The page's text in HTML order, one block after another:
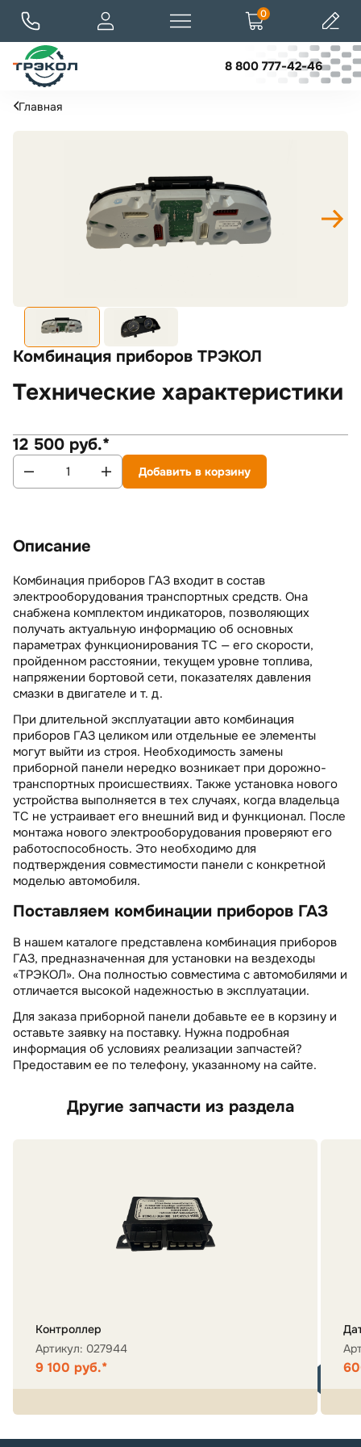
8 800 777-42-46
0
Главная
Комбинация приборов ТРЭКОЛ
Технические характеристики
12 500 руб.*
Добавить в корзину
Описание
Комбинация приборов ГАЗ входит в состав
электрооборудования транспортных средств. Она
снабжена комплектом индикаторов, позволяющих
получать актуальную информацию об основных
параметрах функционирования ТС — его скорости,
пройденном расстоянии, текущем уровне топлива,
напряжении бортовой сети, показателях давления
смазки в двигателе и т. д.
При длительной эксплуатации авто комбинация
приборов ГАЗ целиком или отдельные ее элементы
могут выйти из строя. Необходимость замены
приборной панели нередко возникает при дорожно-
транспортных происшествиях. Также установка нового
устройства выполняется в тех случаях, когда владельца
ТС не устраивает его внешний вид и функционал. После
монтажа нового электрооборудования проверяют его
работоспособность. Это необходимо для
подтверждения совместимости панели с конкретной
моделью автомобиля.
Поставляем комбинации приборов ГАЗ
В нашем каталоге представлена комбинация приборов
ГАЗ, предназначенная для установки на вездеходы
«ТРЭКОЛ». Она полностью совместима с автомобилями и
отличается высокой надежностью в эксплуатации.
Для заказа приборной панели добавьте ее в корзину и
оставьте заявку на поставку. Нужна подробная
информация об условиях реализации запчастей?
Предоставим ее по телефону, указанному на сайте.
Другие запчасти из раздела
Контроллер
Артикул: 027944
9 100 руб.*